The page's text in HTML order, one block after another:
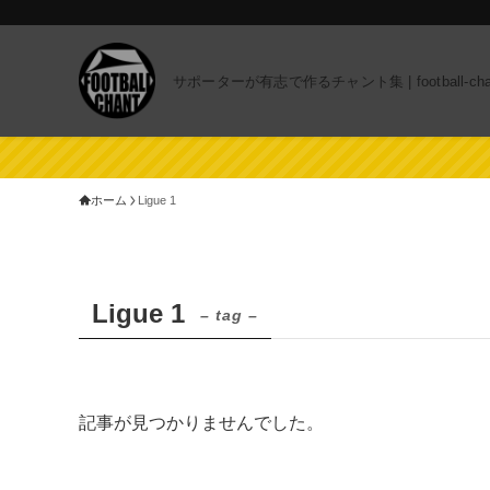
サポーターが有志で作るチャント集 | football-
ホーム Ligue 1
Ligue 1 – tag –
記事が見つかりませんでした。